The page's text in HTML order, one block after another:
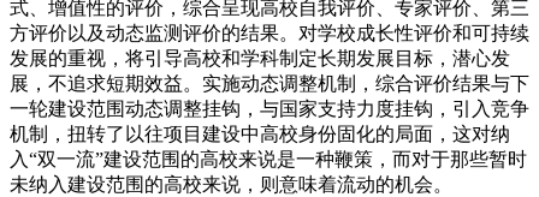
式、增值性的评价，综合呈现高校自我评价、专家评价、第三
方评价以及动态监测评价的结果。对学校成长性评价和可持续
发展的重视，将引导高校和学科制定长期发展目标，潜心发
展，不追求短期效益。实施动态调整机制，综合评价结果与下
一轮建设范围动态调整挂钩，与国家支持力度挂钩，引入竞争
机制，扭转了以往项目建设中高校身份固化的局面，这对纳
入“双一流”建设范围的高校来说是一种鞭策，而对于那些暂时
未纳入建设范围的高校来说，则意味着流动的机会。